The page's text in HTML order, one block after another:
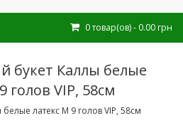
0товар(ов)- 0.00 грн
букет Каллы белые
голов VIP, 58см
белые латекс М 9 голов VIP, 58см